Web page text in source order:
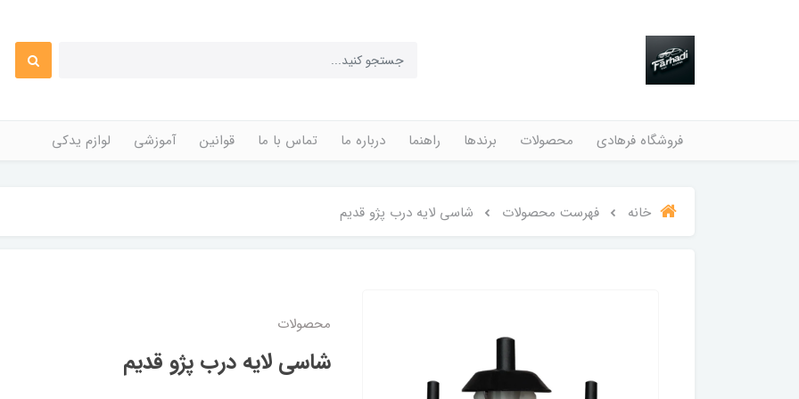
فروشگاه فرهادی محصولات برندها راهنما درباره ما تماس با ما قوانین آموزشی لوازم یدکی
خانه فهرست محصولات شاسی لایه درب پژو قدیم
محصولات
شاسی لایه درب پژو قدیم